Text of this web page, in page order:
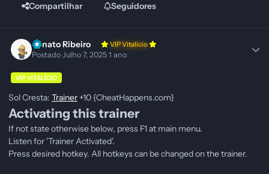
Compartilhar Seguidores
Renato Ribeiro VIP Vitalício
PostadoJulho 7, 20251 ano
VIP VITALÍCIO
Sol Cresta: Trainer +10 {CheatHappens.com}
Activating this trainer
If not state otherwise below, press F1 at main menu.
Listen for 'Trainer Activated'.
Press desired hotkey. All hotkeys can be changed on the trainer.